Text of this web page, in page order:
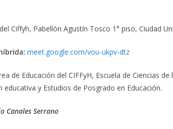
Ciffyh, Pabellón Agustín Tosco 1° piso, Ciudad
meet.google.com/vou-ukpv-dtz
de Educación del CIFFyH, Escuela de Ciencias
educativa y Estudios de Posgrado en Educación.
Canales Serrano